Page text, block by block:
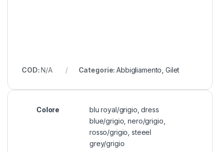
COD:N/A Categorie:Abbigliamento ,Gilet
Colore
blu royal/grigio, dress
blue/grigio, nero/grigio,
rosso/grigio, steeel
grey/grigio